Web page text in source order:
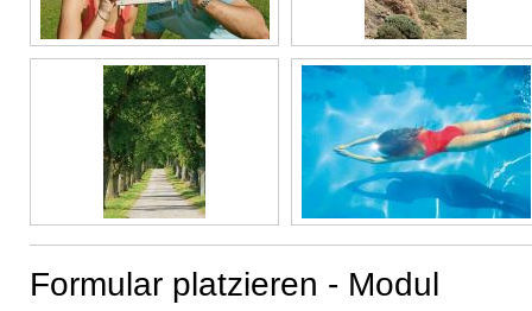
Formular platzieren - Modul